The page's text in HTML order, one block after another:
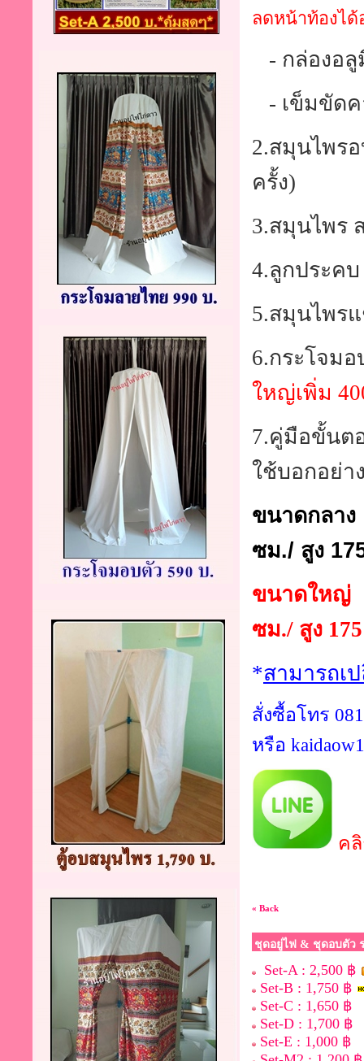
ลดหน้าท้องได้
- กล่องอลู
- เข็มขัดค
2.สมุนไพร
ครั้ง)
3.สมุนไพร
4.ลูกประคบ
5.สมุนไพรแ
6.กระโจม
ใหญ่เพิ่ม
7.คู่มือขั้นต
ใช้บอกอย่า
ขนาดกลาง
ซม./ สูง
ขนาดใหญ่
ซม./ สูง
*สามารถเ
สั่งซื้อโทร
หรือ kaidaow1
ค
« Back
ชุดอยู่ไฟ & ชุดอบตัว
Set-A : 2,500 ฿
Set-B : 1,750 ฿
Set-C : 1,650 ฿
Set-D : 1,700 ฿
Set-E : 1,000 ฿